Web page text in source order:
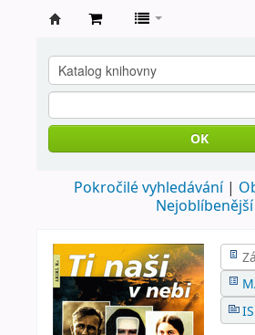
knihovna
Nové
Město
Metují
OK
Pokročilé vyhledávání
Nejoblíbenější